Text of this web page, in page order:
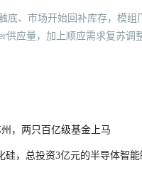
底、市场开始回补库存，模
供应量，加上顺应需求复苏
，两只百亿级基金上马
硅，总投资3亿元的半导体智